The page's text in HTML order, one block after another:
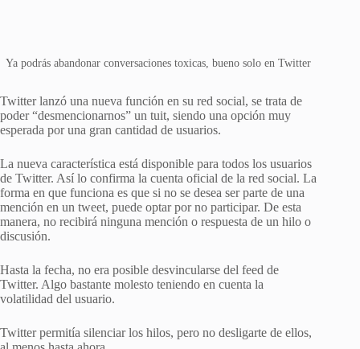
Ya podrás abandonar conversaciones toxicas, bueno solo en Twitter
Twitter lanzó una nueva función en su red social, se trata de
poder “desmencionarnos” un tuit, siendo una opción muy
esperada por una gran cantidad de usuarios.
La nueva característica está disponible para todos los usuarios
de Twitter. Así lo confirma la cuenta oficial de la red social. La
forma en que funciona es que si no se desea ser parte de una
mención en un tweet, puede optar por no participar. De esta
manera, no recibirá ninguna mención o respuesta de un hilo o
discusión.
Hasta la fecha, no era posible desvincularse del feed de
Twitter. Algo bastante molesto teniendo en cuenta la
volatilidad del usuario.
Twitter permitía silenciar los hilos, pero no desligarte de ellos,